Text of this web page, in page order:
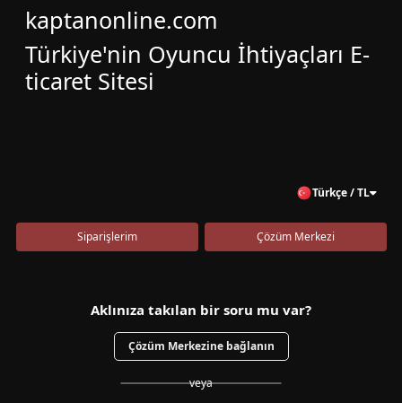
kaptanonline.com
Türkiye'nin Oyuncu İhtiyaçları E-
ticaret Sitesi
Türkçe / TL
Siparişlerim Çözüm Merkezi
Aklınıza takılan bir soru mu var?
Çözüm Merkezine bağlanın
veya